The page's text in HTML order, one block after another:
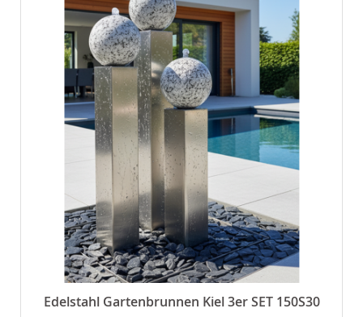
Edelstahl Gartenbrunnen Kiel 3er SET 150S30